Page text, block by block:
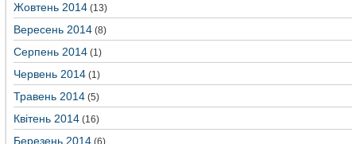
Жовтень 2014 (13)
Вересень 2014 (8)
Серпень 2014 (1)
Червень 2014 (1)
Травень 2014 (5)
Квітень 2014 (16)
Березень 2014 (6)